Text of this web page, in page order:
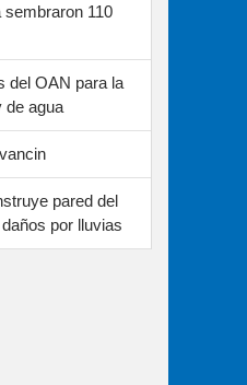
sembraron 110
del OAN para la
de agua
pared del
por lluvias